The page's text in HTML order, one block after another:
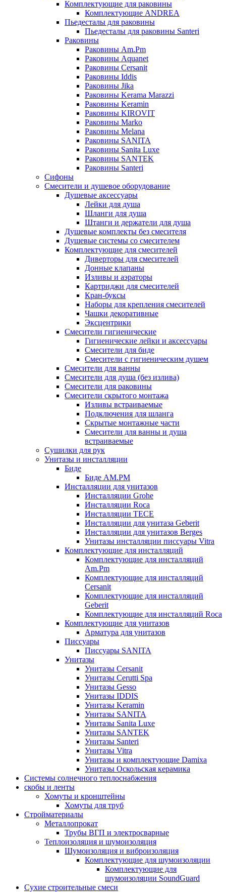
Комплектующие для раковины
Комплектующие ANDREA
Пьедесталы для раковины
Пьедесталы для раковины Santeri
Раковины
Раковины Am.Pm
Раковины Aquanet
Раковины Cersanit
Раковины Iddis
Раковины Jika
Раковины Kerama Marazzi
Раковины Keramin
Раковины KIROVIT
Раковины Marko
Раковины Melana
Раковины SANITA
Раковины Sanita Luxe
Раковины SANTEK
Раковины Santeri
Сифоны
Смесители и душевое оборудование
Душевые аксессуары
Лейки для душа
Шланги для душа
Штанги и держатели для душа
Душевые комплекты без смесителя
Душевые системы со смесителем
Комплектующие для смесителей
Диверторы для смесителей
Донные клапаны
Изливы и аэраторы
Картриджи для смесителей
Кран-буксы
Наборы для крепления смесителей
Чашки декоративные
Эксцентрики
Смесители гигиенические
Гигиенические лейки и аксессуары
Смесители для биде
Смесители с гигиеническим душем
Смесители для ванны
Смесители для душа (без излива)
Смесители для раковины
Смесители скрытого монтажа
Изливы встраиваемые
Подключения для шланга
Скрытые монтажные части
Смесители для ванны и душа
встраиваемые
Сушилки для рук
Унитазы и инсталляции
Биде
Биде AM.PM
Инсталляции для унитазов
Инсталляции Grohe
Инсталляции Roca
Инсталляции TECE
Инсталляции для унитаза Geberit
Инсталляции для унитазов Berges
Унитазы инсталляции писсуары Vitra
Комплектующие для инсталляций
Комплектующие для инсталляций
Am.Pm
Комплектующие для инсталляций
Cersanit
Комплектующие для инсталляций
Geberit
Комплектующие для инсталляций Roca
Комплектующие для унитазов
Арматура для унитазов
Писсуары
Писсуары SANITA
Унитазы
Унитазы Cersanit
Унитазы Cerutti Spa
Унитазы Gesso
Унитазы IDDIS
Унитазы Keramin
Унитазы SANITA
Унитазы Sanita Luxe
Унитазы SANTEK
Унитазы Santeri
Унитазы Vitra
Унитазы и комплектующие Damixa
Унитазы Оскольская керамика
Системы солнечного теплоснабжения
скобы и ленты
Хомуты и кронштейны
Хомуты для труб
Стройматериалы
Металлопрокат
Трубы ВГП и электросварные
Теплоизоляция и шумоизоляция
Шумоизоляция и виброизоляция
Комплектующие для шумоизоляции
Комплектующие для
шумоизоляции SoundGuard
Сухие строительные смеси